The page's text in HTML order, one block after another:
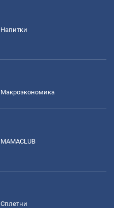
Напитки
Mакроэкономика
MAMACLUB
Сплетни